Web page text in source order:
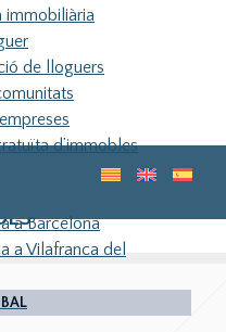
immobiliària
de lloguers
d’immobles
a Barcelona
a Vilafranca del